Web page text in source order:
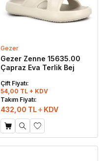
Gezer
Gezer Zenne 15635.00
Çapraz Eva Terlik Bej
Çift Fiyatı:
54,00 TL + KDV
Takım Fiyatı:
432,00 TL KDV